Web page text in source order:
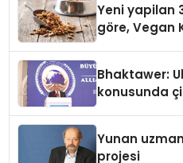
Yeni yapilan
göre, Vegan
Bhaktawer:
konusunda
Yunan
projesi